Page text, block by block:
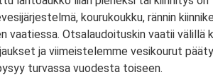
kourukoukku, rännin
vaatiessa. Otsalaudoituskin vaatii
ja viimeistelemme vesikourut
turvassa vuodesta toiseen.